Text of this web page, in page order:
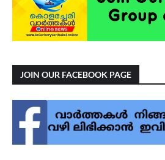
JOIN OUR FACEBOOK PAGE